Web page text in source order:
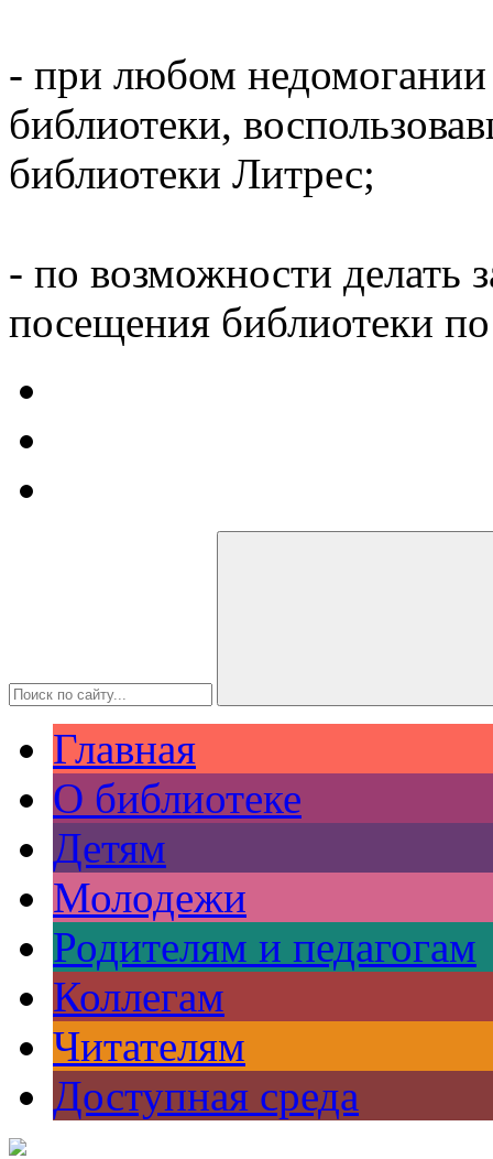
- при любом недомогании
библиотеки,
библиотеки Литрес;
- по возможности делать
посещения библиотеки
Главная
О библиотеке
Детям
Молодежи
Родителям и педагогам
Коллегам
Читателям
Доступная среда